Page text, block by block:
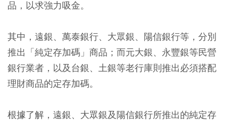
品，以求強力吸金。
其中，遠銀、萬泰銀行、大眾銀、陽信銀行等，分別
推出「純定存加碼」商品；而元大銀、永豐銀等民營
銀行業者，以及台銀、土銀等老行庫則推出必須搭配
理財商品的定存加碼。
根據了解，遠銀、大眾銀及陽信銀行所推出的純定存